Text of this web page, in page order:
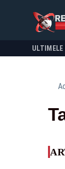
ULTIMELE